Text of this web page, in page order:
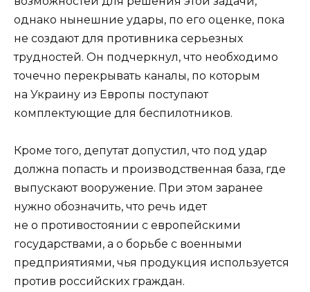
однако нынешние удары, по его оценке, пока
не создают для противника серьезных
трудностей. Он подчеркнул, что необходимо
точечно перекрывать каналы, по которым
на Украину из Европы поступают
комплектующие для беспилотников.
Кроме того, депутат допустил, что под удар
должна попасть и производственная база, где
выпускают вооружение. При этом заранее
нужно обозначить, что речь идет
не о противостоянии с европейскими
государствами, а о борьбе с военными
предприятиями, чья продукция используется
против российских граждан.